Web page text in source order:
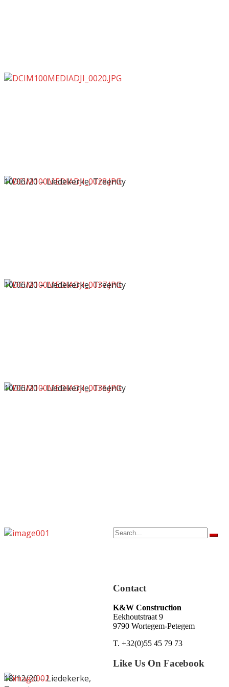
10/06/20 – Liedekerke, Treenity
10/06/20 – Liedekerke, Treenity
10/06/20 – Liedekerke, Treenity
18/12/20 – Liedekerke,
Contact
K&W Construction
Eekhoutstraat 9
9790 Wortegem-Petegem
T. +32(0)55 45 79 73
Like Us On Facebook